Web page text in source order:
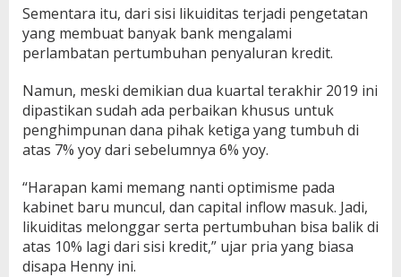
Sementara itu, dari sisi likuiditas terjadi pengetatan
yang membuat banyak bank mengalami
perlambatan pertumbuhan penyaluran kredit.
Namun, meski demikian dua kuartal terakhir 2019 ini
dipastikan sudah ada perbaikan khusus untuk
penghimpunan dana pihak ketiga yang tumbuh di
atas 7% yoy dari sebelumnya 6% yoy.
“Harapan kami memang nanti optimisme pada
kabinet baru muncul, dan capital inflow masuk. Jadi,
likuiditas melonggar serta pertumbuhan bisa balik di
atas 10% lagi dari sisi kredit,” ujar pria yang biasa
disapa Henny ini.